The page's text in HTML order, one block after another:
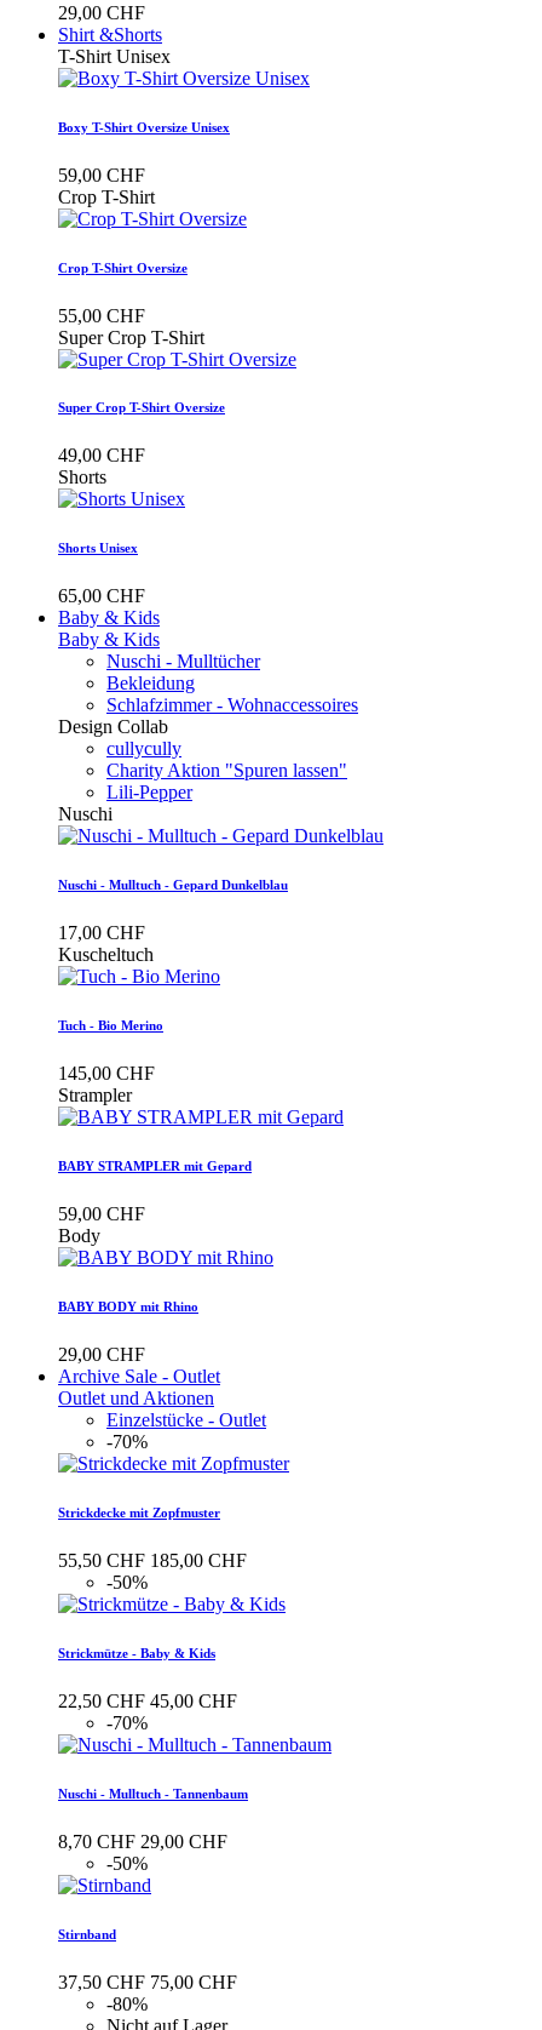
29,00 CHF
Shirt &Shorts
T-Shirt Unisex
Boxy T-Shirt Oversize Unisex
59,00 CHF
Crop T-Shirt
Crop T-Shirt Oversize
55,00 CHF
Super Crop T-Shirt
Super Crop T-Shirt Oversize
49,00 CHF
Shorts
Shorts Unisex
65,00 CHF
Baby & Kids
Baby & Kids
Nuschi - Mulltücher
Bekleidung
Schlafzimmer - Wohnaccessoires
Design Collab
cullycully
Charity Aktion "Spuren lassen"
Lili-Pepper
Nuschi
Nuschi - Mulltuch - Gepard Dunkelblau
17,00 CHF
Kuscheltuch
Tuch - Bio Merino
145,00 CHF
Strampler
BABY STRAMPLER mit Gepard
59,00 CHF
Body
BABY BODY mit Rhino
29,00 CHF
Archive Sale - Outlet
Outlet und Aktionen
Einzelstücke - Outlet
-70%
Strickdecke mit Zopfmuster
55,50 CHF 185,00 CHF
-50%
Strickmütze - Baby & Kids
22,50 CHF 45,00 CHF
-70%
Nuschi - Mulltuch - Tannenbaum
8,70 CHF 29,00 CHF
-50%
Stirnband
37,50 CHF 75,00 CHF
-80%
Nicht auf Lager